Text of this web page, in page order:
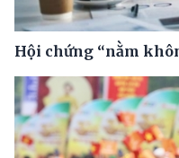
Hội chứng “nằm